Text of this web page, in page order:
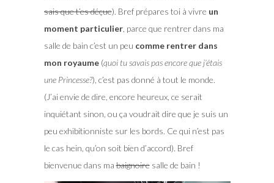
sais que t’es déçue). Bref prépares toi à vivre un
moment particulier, parce que rentrer dans ma
salle de bain c’est un peu comme rentrer dans
mon royaume(quoi tu savais pas encore que j’étais
une Princesse?), c’est pas donné à tout le monde.
(J’ai envie de dire, encore heureux, ce serait
inquiétant sinon, ou ça voudrait dire que je suis un
peu exhibitionniste sur les bords. Ce qui n’est pas
le cas hein, qu’on soit bien d’accord). Bref
bienvenue dans mabaignoiresalle de bain !